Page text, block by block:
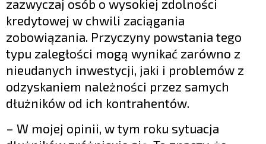
zazwyczaj osób o wysokiej zdolności
kredytowej w chwili zaciągania
zobowiązania. Przyczyny powstania tego
typu zaległości mogą wynikać zarówno z
nieudanych inwestycji, jaki i problemów z
odzyskaniem należności przez samych
dłużników od ich kontrahentów.
– W mojej opinii, w tym roku sytuacja